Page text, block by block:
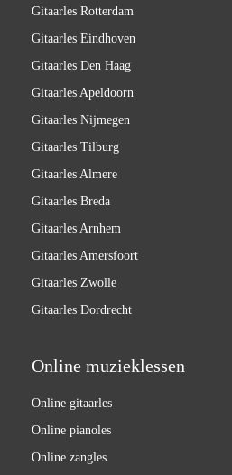
Gitaarles Rotterdam
Gitaarles Eindhoven
Gitaarles Den Haag
Gitaarles Apeldoorn
Gitaarles Nijmegen
Gitaarles Tilburg
Gitaarles Almere
Gitaarles Breda
Gitaarles Arnhem
Gitaarles Amersfoort
Gitaarles Zwolle
Gitaarles Dordrecht
Online muzieklessen
Online gitaarles
Online pianoles
Online zangles